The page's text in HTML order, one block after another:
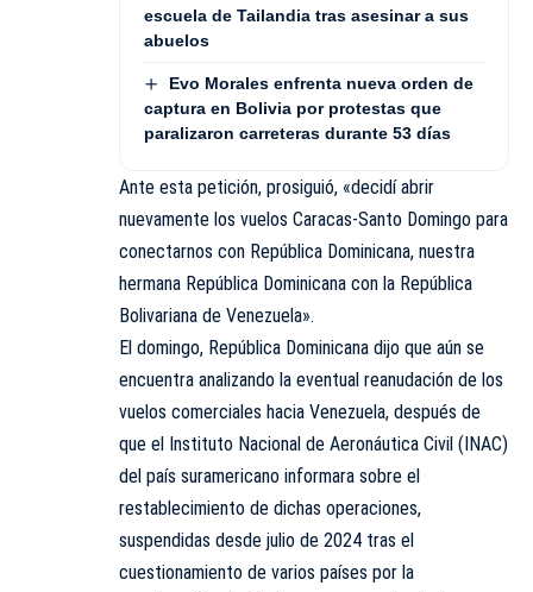
escuela de Tailandia tras asesinar a sus
abuelos
Evo Morales enfrenta nueva orden de
captura en Bolivia por protestas que
paralizaron carreteras durante 53 días
Ante esta petición, prosiguió, «decidí abrir
nuevamente los vuelos Caracas-Santo Domingo para
conectarnos con República Dominicana, nuestra
hermana República Dominicana con la República
Bolivariana de Venezuela».
El domingo, República Dominicana dijo que aún se
encuentra analizando la eventual reanudación de los
vuelos comerciales hacia Venezuela, después de
que el Instituto Nacional de Aeronáutica Civil (INAC)
del país suramericano informara sobre el
restablecimiento de dichas operaciones,
suspendidas desde julio de 2024 tras el
cuestionamiento de varios países por la